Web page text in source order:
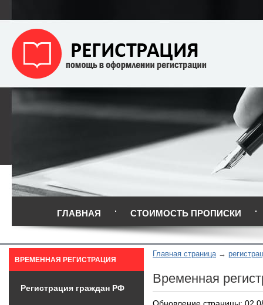
ГЛАВНАЯ СТОИМОСТЬ ПРОПИСКИ
Главная страница
Временная
Обновление страницы:
ВРЕМЕННАЯ РЕГИСТРАЦИЯ
Регистрация граждан РФ